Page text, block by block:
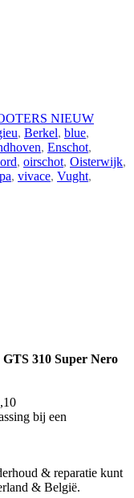
NIEUW
, Berkel, blue,
, Enschot,
, oirschot, Oisterwijk,
, vivace, Vught,
310 Super Nero
bij een
& reparatie kunt
& België.